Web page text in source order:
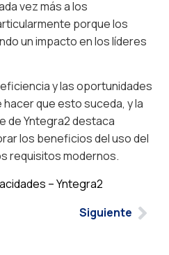
vez más a los
porque los
un impacto en los líderes
y las oportunidades
hacer que esto suceda, y la
de Yntegra2 destaca
los beneficios del uso del
requisitos modernos.
– Yntegra2
Siguiente